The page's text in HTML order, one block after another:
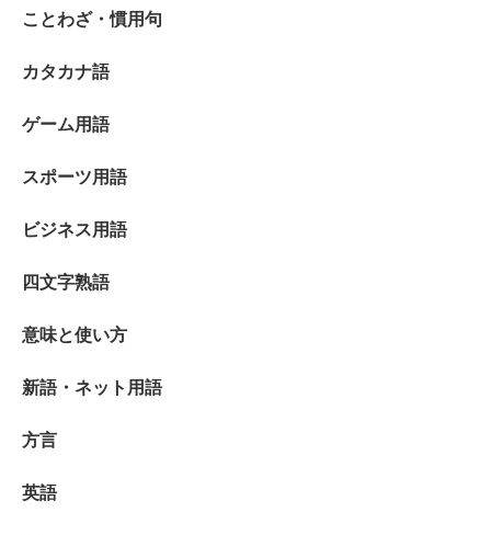
ことわざ・慣用句
カタカナ語
ゲーム用語
スポーツ用語
ビジネス用語
四文字熟語
意味と使い方
新語・ネット用語
方言
英語